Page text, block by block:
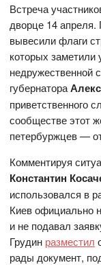
Встреча
дворце 14
вывесили флаги
которых заметили
недружественной
губернатора
приветственного
сообществе этот
петербуржцев —
Комментируя
Константин
использовался в
Киев официально
и не подавал
Грудин разместил
рады документ,